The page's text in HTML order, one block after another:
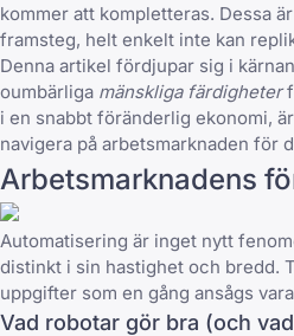
kommer att kompletteras. Dessa
framsteg, helt enkelt inte kan
Denna artikel fördjupar sig i
oumbärliga mänskliga färdigheter
i en snabbt föränderlig ekonomi,
navigera på arbetsmarknaden för
Arbetsmarknadens
Automatisering är inget nytt
distinkt i sin hastighet och bredd.
uppgifter som en gång ansågs
Vad robotar gör bra (och